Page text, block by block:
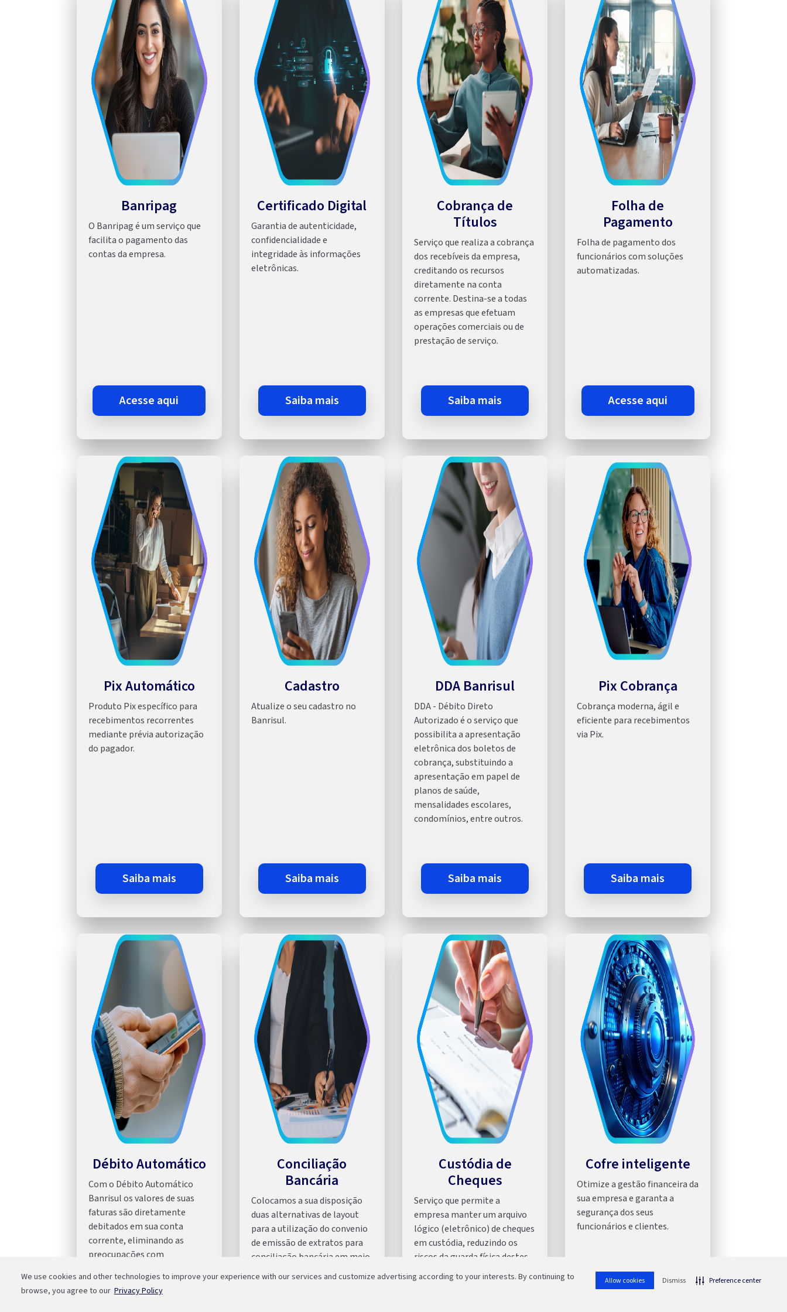
We use cookies and other technologies to improve your experience with our services and customize advertising according to your interests. By continuing to
browse, you agree to our Privacy Policy
Allow cookies Dismiss Preference center
Banripag
O Banripag é um serviço que
facilita o pagamento das
contas da empresa.
acesse aqui
Certificado Digital
Garantia de autenticidade,
confidencialidade e
integridade às informações
eletrônicas.
saiba mais
Cobrança de
Títulos
Serviço que realiza a cobrança
dos recebíveis da empresa,
creditando os recursos
diretamente na conta
corrente. Destina-se a todas
as empresas que efetuam
operações comerciais ou de
prestação de serviço.
saiba mais
Folha de
Pagamento
Folha de pagamento dos
funcionários com soluções
automatizadas.
acesse aqui
Pix Automático
Produto Pix específico para
recebimentos recorrentes
mediante prévia autorização
do pagador.
saiba mais
Cadastro
Atualize o seu cadastro no
Banrisul.
saiba mais
DDA Banrisul
DDA - Débito Direto
Autorizado é o serviço que
possibilita a apresentação
eletrônica dos boletos de
cobrança, substituindo a
apresentação em papel de
planos de saúde,
mensalidades escolares,
condomínios, entre outros.
saiba mais
Pix Cobrança
Cobrança moderna, ágil e
eficiente para recebimentos
via Pix.
saiba mais
Débito Automático
Com o Débito Automático
Banrisul os valores de suas
faturas são diretamente
debitados em sua conta
corrente, eliminando as
preocupações com
vencimento.
Conciliação
Bancária
Colocamos a sua disposição
duas alternativas de layout
para a utilização do convenio
de emissão de extratos para
conciliação bancária em meio
magnético: padrão FEBRABAN
Custódia de
Cheques
Serviço que permite a
empresa manter um arquivo
lógico (eletrônico) de cheques
em custódia, reduzindo os
riscos da guarda física destes
nas empresas.
Cofre inteligente
Otimize a gestão financeira da
sua empresa e garanta a
segurança dos seus
funcionários e clientes.